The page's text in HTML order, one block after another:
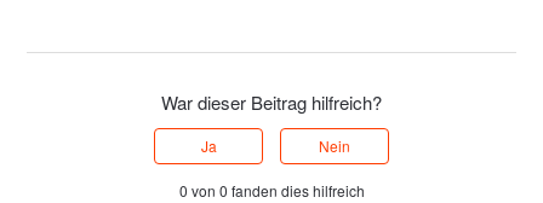
War dieser Beitrag hilfreich?
Ja Nein
0 von 0 fanden dies hilfreich